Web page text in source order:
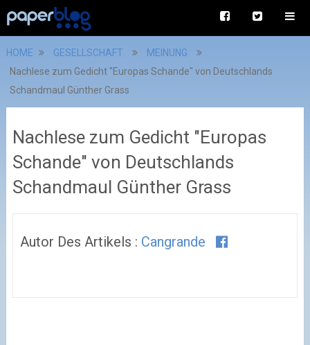
HOME GESELLSCHAFT
MEINUNG
Nachlese zum Gedicht "Europas Schande" von Deutschlands
Schandmaul Günther Grass
Nachlese zum Gedicht "Europas
Schande" von Deutschlands
Schandmaul Günther Grass
Autor Des Artikels : Cangrande